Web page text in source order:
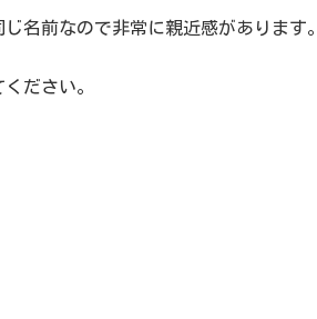
名前なので非常に親近感があります。
ださい。